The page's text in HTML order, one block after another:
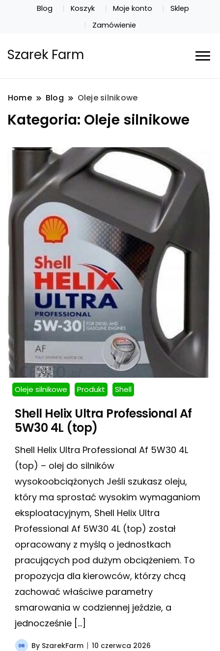
Blog Koszyk Moje konto
Sklep
Zamówienie
Szarek Farm
Home Blog Oleje silnikowe
Kategoria: Oleje silnikowe
Oleje silnikowe Produkt Shell
Shell Helix Ultra Professional Af
5W30 4L (top)
Shell Helix Ultra Professional Af 5W30 4L
(top) – olej do silników
wysokoobciążonych Jeśli szukasz oleju,
który ma sprostać wysokim wymaganiom
eksploatacyjnym, Shell Helix Ultra
Professional Af 5W30 4L (top) został
opracowany z myślą o jednostkach
pracujących pod dużym obciążeniem. To
propozycja dla kierowców, którzy chcą
zachować właściwe parametry
smarowania w codziennej jeździe, a
jednocześnie […]
By SzarekFarm 10 czerwca 2026